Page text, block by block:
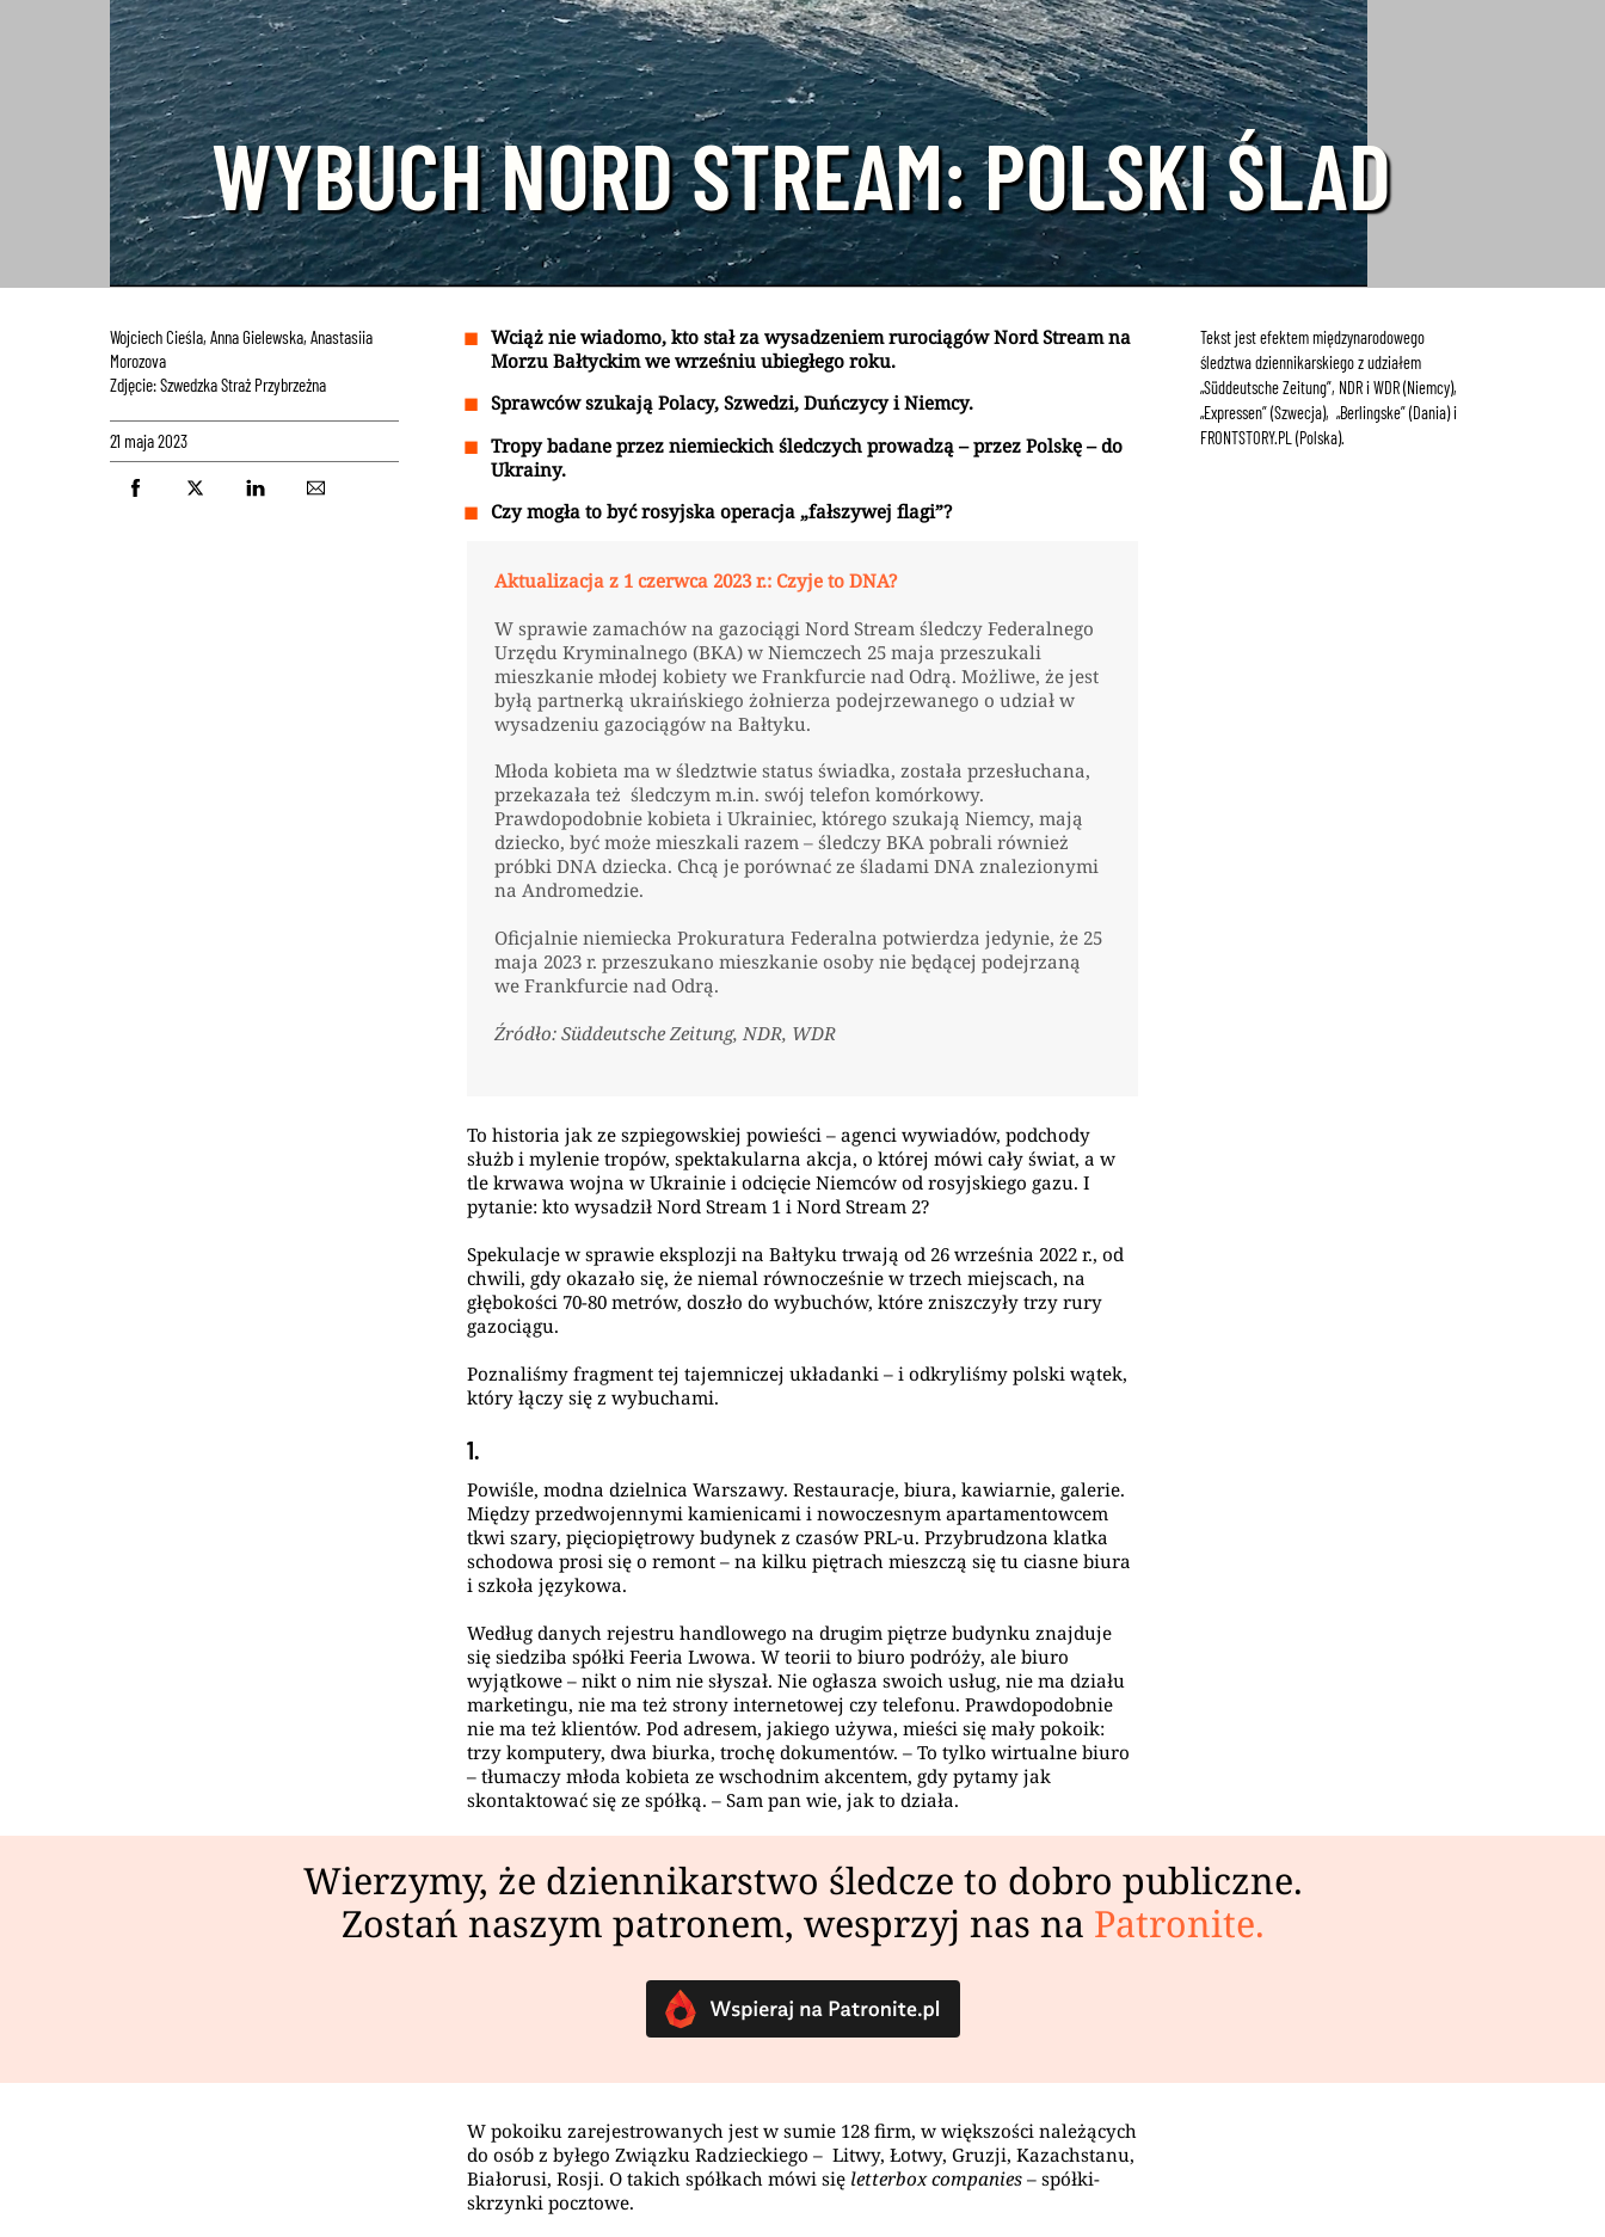
WYBUCH NORD STREAM: POLSKI ŚLAD
Wojciech Cieśla, Anna Gielewska, Anastasiia
Morozova
Zdjęcie: Szwedzka Straż Przybrzeżna
21 maja 2023
Wciąż nie wiadomo, kto stał za wysadzeniem rurociągów Nord Stream na
Morzu Bałtyckim we wrześniu ubiegłego roku.
Sprawców szukają Polacy, Szwedzi, Duńczycy i Niemcy.
Tropy badane przez niemieckich śledczych prowadzą – przez Polskę – do
Ukrainy.
Czy mogła to być rosyjska operacja „fałszywej flagi”?
Aktualizacja z 1 czerwca 2023 r.: Czyje to DNA?
W sprawie zamachów na gazociągi Nord Stream śledczy Federalnego
Urzędu Kryminalnego (BKA) w Niemczech 25 maja przeszukali
mieszkanie młodej kobiety we Frankfurcie nad Odrą. Możliwe, że jest
byłą partnerką ukraińskiego żołnierza podejrzewanego o udział w
wysadzeniu gazociągów na Bałtyku.
Młoda kobieta ma w śledztwie status świadka, została przesłuchana,
przekazała też śledczym m.in. swój telefon komórkowy.
Prawdopodobnie kobieta i Ukrainiec, którego szukają Niemcy, mają
dziecko, być może mieszkali razem – śledczy BKA pobrali również
próbki DNA dziecka. Chcą je porównać ze śladami DNA znalezionymi
na Andromedzie.
Oficjalnie niemiecka Prokuratura Federalna potwierdza jedynie, że 25
maja 2023 r. przeszukano mieszkanie osoby nie będącej podejrzaną
we Frankfurcie nad Odrą.
Źródło: Süddeutsche Zeitung, NDR, WDR
To historia jak ze szpiegowskiej powieści – agenci wywiadów, podchody
służb i mylenie tropów, spektakularna akcja, o której mówi cały świat, a w
tle krwawa wojna w Ukrainie i odcięcie Niemców od rosyjskiego gazu. I
pytanie: kto wysadził Nord Stream 1 i Nord Stream 2?
Spekulacje w sprawie eksplozji na Bałtyku trwają od 26 września 2022 r., od
chwili, gdy okazało się, że niemal równocześnie w trzech miejscach, na
głębokości 70-80 metrów, doszło do wybuchów, które zniszczyły trzy rury
gazociągu.
Poznaliśmy fragment tej tajemniczej układanki – i odkryliśmy polski wątek,
który łączy się z wybuchami.
1.
Powiśle, modna dzielnica Warszawy. Restauracje, biura, kawiarnie, galerie.
Między przedwojennymi kamienicami i nowoczesnym apartamentowcem
tkwi szary, pięciopiętrowy budynek z czasów PRL-u. Przybrudzona klatka
schodowa prosi się o remont – na kilku piętrach mieszczą się tu ciasne biura
i szkoła językowa.
Według danych rejestru handlowego na drugim piętrze budynku znajduje
się siedziba spółki Feeria Lwowa. W teorii to biuro podróży, ale biuro
wyjątkowe – nikt o nim nie słyszał. Nie ogłasza swoich usług, nie ma działu
marketingu, nie ma też strony internetowej czy telefonu. Prawdopodobnie
nie ma też klientów. Pod adresem, jakiego używa, mieści się mały pokoik:
trzy komputery, dwa biurka, trochę dokumentów. – To tylko wirtualne biuro
– tłumaczy młoda kobieta ze wschodnim akcentem, gdy pytamy jak
skontaktować się ze spółką. – Sam pan wie, jak to działa.
Tekst jest efektem międzynarodowego
śledztwa dziennikarskiego z udziałem
„Süddeutsche Zeitung”, NDR i WDR (Niemcy),
„Expressen” (Szwecja), „Berlingske” (Dania) i
FRONTSTORY.PL (Polska).
Wierzymy, że dziennikarstwo śledcze to dobro publiczne.
Zostań naszym patronem, wesprzyj nas na Patronite.
W pokoiku zarejestrowanych jest w sumie 128 firm, w większości należących
do osób z byłego Związku Radzieckiego – Litwy, Łotwy, Gruzji, Kazachstanu,
Białorusi, Rosji. O takich spółkach mówi się letterbox companies – spółki-
skrzynki pocztowe.